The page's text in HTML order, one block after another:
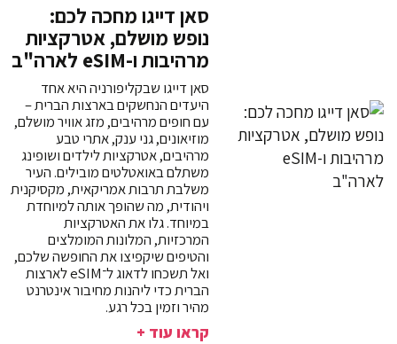
סאן דייגו מחכה לכם:
נופש מושלם, אטרקציות
מרהיבות ו-eSIM לארה"ב
סאן דייגו שבקליפורניה היא אחד
היעדים הנחשקים בארצות הברית –
עם חופים מרהיבים, מזג אוויר מושלם,
מוזיאונים, גני ענק, אתרי טבע
מרהיבים, אטרקציות לילדים ושופינג
משתלם באואטלטים מובילים. העיר
משלבת תרבות אמריקאית, מקסיקנית
ויהודית, מה שהופך אותה למיוחדת
במיוחד. גלו את האטרקציות
המרכזיות, המלונות המומלצים
והטיפים שיקפיצו את החופשה שלכם,
ואל תשכחו לדאוג ל־eSIM לארצות
הברית כדי ליהנות מחיבור אינטרנט
מהיר וזמין בכל רגע.
קראו עוד +